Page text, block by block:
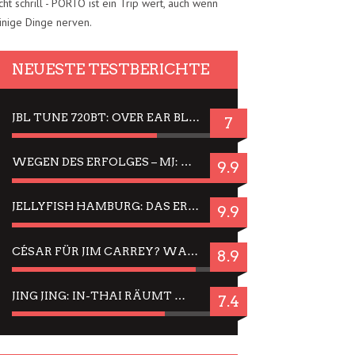
schrill - PORTO ist ein Trip wert, auch wenn
Dinge nerven.
NEUESTE TESTBERICHTE
JBL TUNE 720BT: OVER EAR BLUETOOTH KOPFHÖRER UM DIE 50,-€ IM DAUER-TEST 7
WEGEN DES ERFOLGES – MJ: MICHAEL JACKSON MUSICAL IN EINER MATINEE SEHEN 9.9
JELLYFISH HAMBURG: DAS ERFOLGREICHE SOMMER-MENÜ 2025 IN GEFÜHLEN UND BILDERN 9.9
CÉSAR FÜR JIM CARREY? WARUM DAS EINER DER NERVIGSTEN ACTORS IST UND BLEIBT 8.9
JING JING: IN-THAI RÄUMT WIEDER TITEL AB – EIN ZWEI-STUNDEN-ERLEBNISBERICHT 7.4